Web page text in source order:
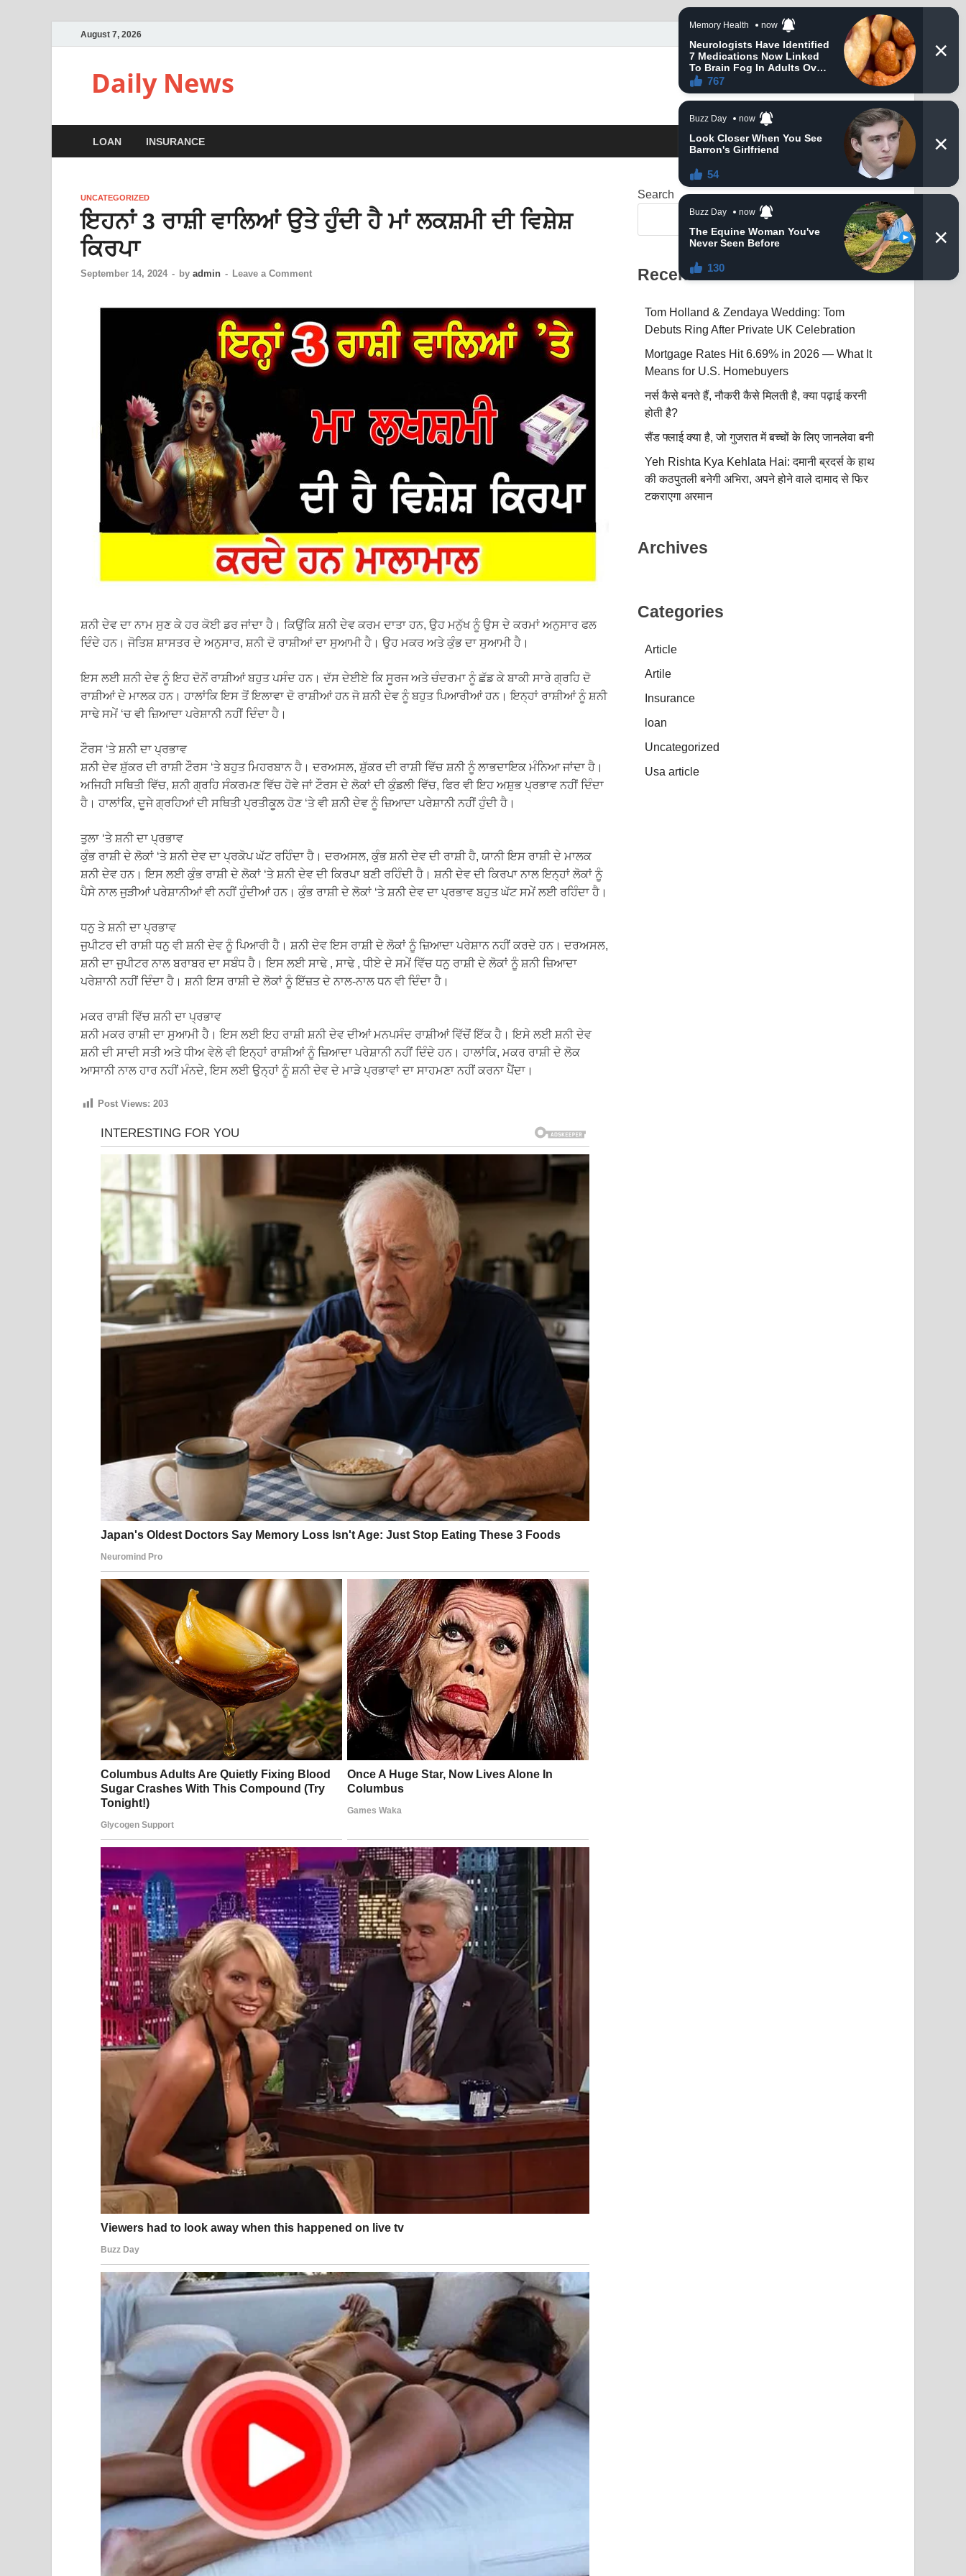
August 7, 2026
Daily News
LOAN INSURANCE
UNCATEGORIZED
ਇਹਨਾਂ 3 ਰਾਸ਼ੀ ਵਾਲਿਆਂ ਉਤੇ ਹੁੰਦੀ ਹੈ ਮਾਂ ਲਕਸ਼ਮੀ ਦੀ ਵਿਸ਼ੇਸ਼
ਕਿਰਪਾ
September 14, 2024 - by admin - Leave a Comment
ਸ਼ਨੀ ਦੇਵ ਦਾ ਨਾਮ ਸੁਣ ਕੇ ਹਰ ਕੋਈ ਡਰ ਜਾਂਦਾ ਹੈ। ਕਿਉਂਕਿ ਸ਼ਨੀ ਦੇਵ ਕਰਮ ਦਾਤਾ ਹਨ, ਉਹ ਮਨੁੱਖ ਨੂੰ ਉਸ ਦੇ ਕਰਮਾਂ ਅਨੁਸਾਰ ਫਲ
ਦਿੰਦੇ ਹਨ। ਜੋਤਿਸ਼ ਸ਼ਾਸਤਰ ਦੇ ਅਨੁਸਾਰ, ਸ਼ਨੀ ਦੋ ਰਾਸ਼ੀਆਂ ਦਾ ਸੁਆਮੀ ਹੈ। ਉਹ ਮਕਰ ਅਤੇ ਕੁੰਭ ਦਾ ਸੁਆਮੀ ਹੈ।
ਇਸ ਲਈ ਸ਼ਨੀ ਦੇਵ ਨੂੰ ਇਹ ਦੋਨੋਂ ਰਾਸ਼ੀਆਂ ਬਹੁਤ ਪਸੰਦ ਹਨ। ਦੱਸ ਦੇਈਏ ਕਿ ਸੂਰਜ ਅਤੇ ਚੰਦਰਮਾ ਨੂੰ ਛੱਡ ਕੇ ਬਾਕੀ ਸਾਰੇ ਗ੍ਰਹਿ ਦੋ
ਰਾਸ਼ੀਆਂ ਦੇ ਮਾਲਕ ਹਨ। ਹਾਲਾਂਕਿ ਇਸ ਤੋਂ ਇਲਾਵਾ ਦੋ ਰਾਸ਼ੀਆਂ ਹਨ ਜੋ ਸ਼ਨੀ ਦੇਵ ਨੂੰ ਬਹੁਤ ਪਿਆਰੀਆਂ ਹਨ। ਇਨ੍ਹਾਂ ਰਾਸ਼ੀਆਂ ਨੂੰ ਸ਼ਨੀ
ਸਾਢੇ ਸਮੇਂ ‘ਚ ਵੀ ਜ਼ਿਆਦਾ ਪਰੇਸ਼ਾਨੀ ਨਹੀਂ ਦਿੰਦਾ ਹੈ।
ਟੌਰਸ ‘ਤੇ ਸ਼ਨੀ ਦਾ ਪ੍ਰਭਾਵ
ਸ਼ਨੀ ਦੇਵ ਸ਼ੁੱਕਰ ਦੀ ਰਾਸ਼ੀ ਟੌਰਸ ‘ਤੇ ਬਹੁਤ ਮਿਹਰਬਾਨ ਹੈ। ਦਰਅਸਲ, ਸ਼ੁੱਕਰ ਦੀ ਰਾਸ਼ੀ ਵਿੱਚ ਸ਼ਨੀ ਨੂੰ ਲਾਭਦਾਇਕ ਮੰਨਿਆ ਜਾਂਦਾ ਹੈ।
ਅਜਿਹੀ ਸਥਿਤੀ ਵਿੱਚ, ਸ਼ਨੀ ਗ੍ਰਹਿ ਸੰਕਰਮਣ ਵਿੱਚ ਹੋਵੇ ਜਾਂ ਟੌਰਸ ਦੇ ਲੋਕਾਂ ਦੀ ਕੁੰਡਲੀ ਵਿੱਚ, ਫਿਰ ਵੀ ਇਹ ਅਸ਼ੁਭ ਪ੍ਰਭਾਵ ਨਹੀਂ ਦਿੰਦਾ
ਹੈ। ਹਾਲਾਂਕਿ, ਦੂਜੇ ਗ੍ਰਹਿਆਂ ਦੀ ਸਥਿਤੀ ਪ੍ਰਤੀਕੂਲ ਹੋਣ ‘ਤੇ ਵੀ ਸ਼ਨੀ ਦੇਵ ਨੂੰ ਜ਼ਿਆਦਾ ਪਰੇਸ਼ਾਨੀ ਨਹੀਂ ਹੁੰਦੀ ਹੈ।
ਤੁਲਾ ‘ਤੇ ਸ਼ਨੀ ਦਾ ਪ੍ਰਭਾਵ
ਕੁੰਭ ਰਾਸ਼ੀ ਦੇ ਲੋਕਾਂ ‘ਤੇ ਸ਼ਨੀ ਦੇਵ ਦਾ ਪ੍ਰਕੋਪ ਘੱਟ ਰਹਿੰਦਾ ਹੈ। ਦਰਅਸਲ, ਕੁੰਭ ਸ਼ਨੀ ਦੇਵ ਦੀ ਰਾਸ਼ੀ ਹੈ, ਯਾਨੀ ਇਸ ਰਾਸ਼ੀ ਦੇ ਮਾਲਕ
ਸ਼ਨੀ ਦੇਵ ਹਨ। ਇਸ ਲਈ ਕੁੰਭ ਰਾਸ਼ੀ ਦੇ ਲੋਕਾਂ ‘ਤੇ ਸ਼ਨੀ ਦੇਵ ਦੀ ਕਿਰਪਾ ਬਣੀ ਰਹਿੰਦੀ ਹੈ। ਸ਼ਨੀ ਦੇਵ ਦੀ ਕਿਰਪਾ ਨਾਲ ਇਨ੍ਹਾਂ ਲੋਕਾਂ ਨੂੰ
ਪੈਸੇ ਨਾਲ ਜੁੜੀਆਂ ਪਰੇਸ਼ਾਨੀਆਂ ਵੀ ਨਹੀਂ ਹੁੰਦੀਆਂ ਹਨ। ਕੁੰਭ ਰਾਸ਼ੀ ਦੇ ਲੋਕਾਂ ‘ਤੇ ਸ਼ਨੀ ਦੇਵ ਦਾ ਪ੍ਰਭਾਵ ਬਹੁਤ ਘੱਟ ਸਮੇਂ ਲਈ ਰਹਿੰਦਾ ਹੈ।
ਧਨੁ ਤੇ ਸ਼ਨੀ ਦਾ ਪ੍ਰਭਾਵ
ਜੁਪੀਟਰ ਦੀ ਰਾਸ਼ੀ ਧਨੁ ਵੀ ਸ਼ਨੀ ਦੇਵ ਨੂੰ ਪਿਆਰੀ ਹੈ। ਸ਼ਨੀ ਦੇਵ ਇਸ ਰਾਸ਼ੀ ਦੇ ਲੋਕਾਂ ਨੂੰ ਜ਼ਿਆਦਾ ਪਰੇਸ਼ਾਨ ਨਹੀਂ ਕਰਦੇ ਹਨ। ਦਰਅਸਲ,
ਸ਼ਨੀ ਦਾ ਜੁਪੀਟਰ ਨਾਲ ਬਰਾਬਰ ਦਾ ਸਬੰਧ ਹੈ। ਇਸ ਲਈ ਸਾਢੇ , ਸਾਢੇ , ਧੀਏ ਦੇ ਸਮੇਂ ਵਿੱਚ ਧਨੁ ਰਾਸ਼ੀ ਦੇ ਲੋਕਾਂ ਨੂੰ ਸ਼ਨੀ ਜ਼ਿਆਦਾ
ਪਰੇਸ਼ਾਨੀ ਨਹੀਂ ਦਿੰਦਾ ਹੈ। ਸ਼ਨੀ ਇਸ ਰਾਸ਼ੀ ਦੇ ਲੋਕਾਂ ਨੂੰ ਇੱਜ਼ਤ ਦੇ ਨਾਲ-ਨਾਲ ਧਨ ਵੀ ਦਿੰਦਾ ਹੈ।
ਮਕਰ ਰਾਸ਼ੀ ਵਿੱਚ ਸ਼ਨੀ ਦਾ ਪ੍ਰਭਾਵ
ਸ਼ਨੀ ਮਕਰ ਰਾਸ਼ੀ ਦਾ ਸੁਆਮੀ ਹੈ। ਇਸ ਲਈ ਇਹ ਰਾਸ਼ੀ ਸ਼ਨੀ ਦੇਵ ਦੀਆਂ ਮਨਪਸੰਦ ਰਾਸ਼ੀਆਂ ਵਿੱਚੋਂ ਇੱਕ ਹੈ। ਇਸੇ ਲਈ ਸ਼ਨੀ ਦੇਵ
ਸ਼ਨੀ ਦੀ ਸਾਦੀ ਸਤੀ ਅਤੇ ਧੀਅ ਵੇਲੇ ਵੀ ਇਨ੍ਹਾਂ ਰਾਸ਼ੀਆਂ ਨੂੰ ਜ਼ਿਆਦਾ ਪਰੇਸ਼ਾਨੀ ਨਹੀਂ ਦਿੰਦੇ ਹਨ। ਹਾਲਾਂਕਿ, ਮਕਰ ਰਾਸ਼ੀ ਦੇ ਲੋਕ
ਆਸਾਨੀ ਨਾਲ ਹਾਰ ਨਹੀਂ ਮੰਨਦੇ, ਇਸ ਲਈ ਉਨ੍ਹਾਂ ਨੂੰ ਸ਼ਨੀ ਦੇਵ ਦੇ ਮਾੜੇ ਪ੍ਰਭਾਵਾਂ ਦਾ ਸਾਹਮਣਾ ਨਹੀਂ ਕਰਨਾ ਪੈਂਦਾ।
Post Views: 203
Search
Recent Posts
Tom Holland & Zendaya Wedding: Tom
Debuts Ring After Private UK Celebration
Mortgage Rates Hit 6.69% in 2026 — What It
Means for U.S. Homebuyers
नर्स कैसे बनते हैं, नौकरी कैसे मिलती है, क्या पढ़ाई करनी
होती है?
सैंड फ्लाई क्या है, जो गुजरात में बच्चों के लिए जानलेवा बनी
Yeh Rishta Kya Kehlata Hai: दमानी ब्रदर्स के हाथ
की कठपुतली बनेगी अभिरा, अपने होने वाले दामाद से फिर
टकराएगा अरमान
Archives
Categories
Article
Artile
Insurance
loan
Uncategorized
Usa article